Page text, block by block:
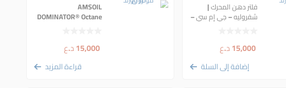
فلتر دهن المحرك |
شفروليه – جي إم سي –
72234WS
15,000د.ع
إضافة إلى السلة
AMSOIL
DOMINATOR® Octane
15,000د.ع
قراءة المزيد